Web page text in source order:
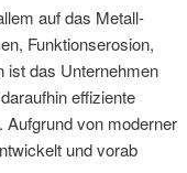
auf das Metall-
Funktionserosion,
ist das Unternehmen
effiziente
von moderner
und vorab